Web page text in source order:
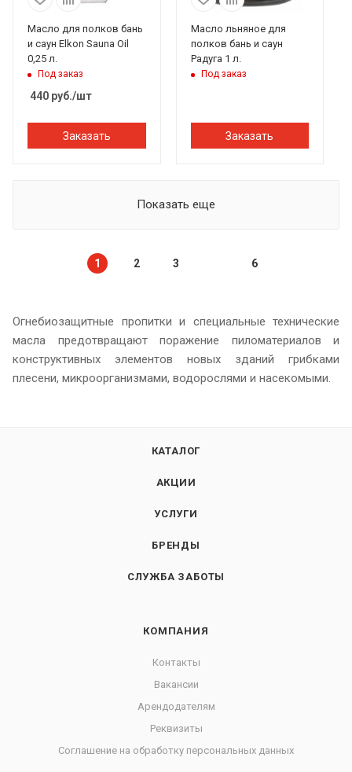
Масло для полков бань
и саун Elkon Sauna Oil
0,25 л.
Под заказ
440 руб./шт
Заказать
Масло льняное для
полков бань и саун
Радуга 1 л.
Под заказ
Заказать
Показать еще
1 2 3 6
Огнебиозащитные пропитки и специальные технические
масла предотвращают поражение пиломатериалов и
конструктивных элементов новых зданий грибками
плесени, микроорганизмами, водорослями и насекомыми.
КАТАЛОГ
АКЦИИ
УСЛУГИ
БРЕНДЫ
СЛУЖБА ЗАБОТЫ
КОМПАНИЯ
Контакты
Вакансии
Арендодателям
Реквизиты
Соглашение на обработку персональных данных